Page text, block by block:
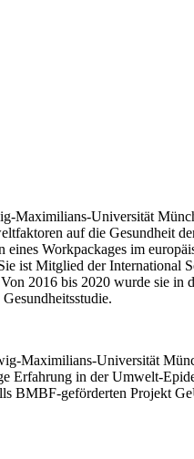
Universität
auf die Gesundheit
Workpackages im
ist Mitglied der International
2016 bis 2020 wurde sie
Maximilians-Universität
Erfahrung in der Umwelt-
BMBF-geförderten Projekt